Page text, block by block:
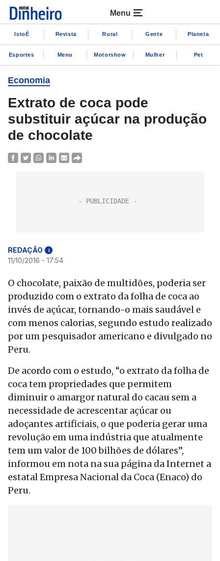
Menu
IstoÉ Revista Rural Gente Planeta
Esportes Menu Motorshow Mulher Pet
Economia
Extrato de coca pode
substituir açúcar na produção
de chocolate
REDAÇÃO i
11/10/2016 - 17:54
O chocolate, paixão de multidões, poderia ser
produzido com o extrato da folha de coca ao
invés de açúcar, tornando-o mais saudável e
com menos calorias, segundo estudo realizado
por um pesquisador americano e divulgado no
Peru.
De acordo com o estudo, “o extrato da folha de
coca tem propriedades que permitem
diminuir o amargor natural do cacau sem a
necessidade de acrescentar açúcar ou
adoçantes artificiais, o que poderia gerar uma
revolução em uma indústria que atualmente
tem um valor de 100 bilhões de dólares”,
informou em nota na sua página da Internet a
estatal Empresa Nacional da Coca (Enaco) do
Peru.